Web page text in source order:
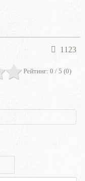
1123
Рейтинг: 0 / 5 (0)